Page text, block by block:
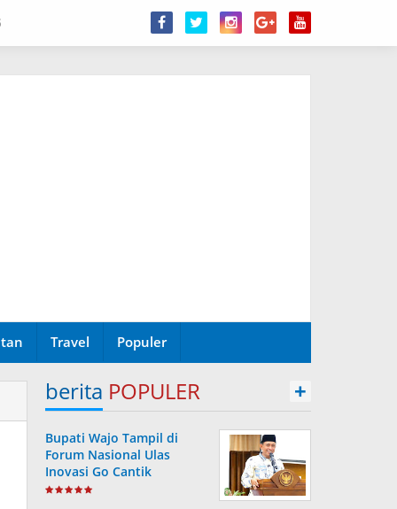
Travel Populer
berita POPULER +
Bupati Wajo Tampil di
Forum Nasional Ulas
Inovasi Go Cantik
Tanggulangi Infeksi